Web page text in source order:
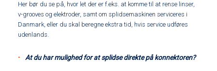
Her bør du se på, hvor let der er f.eks. at komme til at rense linser,
v-grooves og elektroder, samt om splidsemaskinen serviceres i
Danmark, eller du skal beregne ekstra tid, hvis service udføres
udenlands.
At du har mulighed for at splidse direkte på konnektoren?